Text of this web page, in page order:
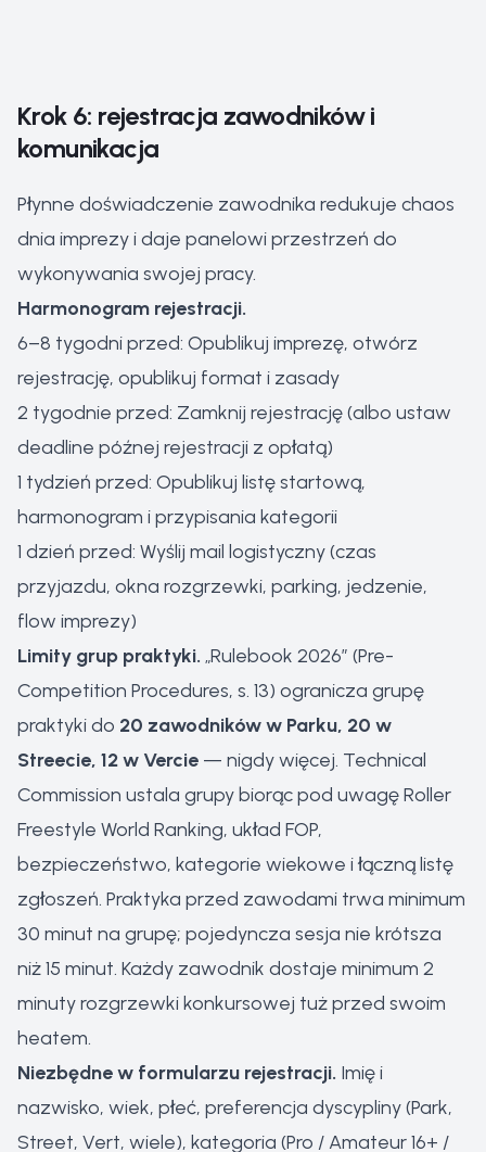
Krok 6: rejestracja zawodników i
komunikacja
Płynne doświadczenie zawodnika redukuje chaos
dnia imprezy i daje panelowi przestrzeń do
wykonywania swojej pracy.
Harmonogram rejestracji.
6–8 tygodni przed: Opublikuj imprezę, otwórz
rejestrację, opublikuj format i zasady
2 tygodnie przed: Zamknij rejestrację (albo ustaw
deadline późnej rejestracji z opłatą)
1 tydzień przed: Opublikuj listę startową,
harmonogram i przypisania kategorii
1 dzień przed: Wyślij mail logistyczny (czas
przyjazdu, okna rozgrzewki, parking, jedzenie,
flow imprezy)
Limity grup praktyki. „Rulebook 2026” (Pre-
Competition Procedures, s. 13) ogranicza grupę
praktyki do 20 zawodników w Parku, 20 w
Streecie, 12 w Vercie — nigdy więcej. Technical
Commission ustala grupy biorąc pod uwagę Roller
Freestyle World Ranking, układ FOP,
bezpieczeństwo, kategorie wiekowe i łączną listę
zgłoszeń. Praktyka przed zawodami trwa minimum
30 minut na grupę; pojedyncza sesja nie krótsza
niż 15 minut. Każdy zawodnik dostaje minimum 2
minuty rozgrzewki konkursowej tuż przed swoim
heatem.
Niezbędne w formularzu rejestracji. Imię i
nazwisko, wiek, płeć, preferencja dyscypliny (Park,
Street, Vert, wiele), kategoria (Pro / Amateur 16+ /